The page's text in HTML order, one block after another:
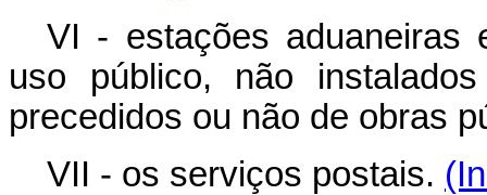
VI - estações aduaneiras
uso público, não
precedidos ou não de obras
VII - os serviços postais.